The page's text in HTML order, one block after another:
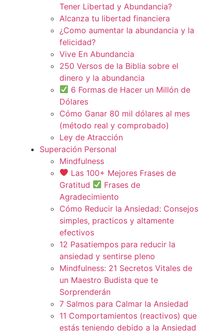
Tener Libertad y Abundancia?
Alcanza tu libertad financiera
¿Como aumentar la abundancia y la
felicidad?
Vive En Abundancia
250 Versos de la Biblia sobre el
dinero y la abundancia
6 Formas de Hacer un Millón de
Dólares
Cómo Ganar 80 mil dólares al mes
(método real y comprobado)
Ley de Atracción
Superación Personal
Mindfulness
Las 100+ Mejores Frases de
Gratitud
Frases de
Agradecimiento
Cómo Reducir la Ansiedad: Consejos
simples, practicos y altamente
efectivos
12 Pasatiempos para reducir la
ansiedad y sentirse pleno
Mindfulness: 21 Secretos Vitales de
un Maestro Budista que te
Sorprenderán
7 Salmos para Calmar la Ansiedad
11 Comportamientos (reactivos) que
estás teniendo debido a la Ansiedad